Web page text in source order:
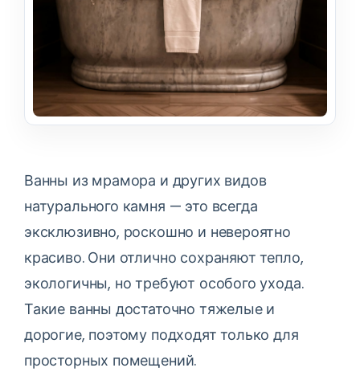
Ванны из мрамора и других видов
натурального камня — это всегда
эксклюзивно, роскошно и невероятно
красиво. Они отлично сохраняют тепло,
экологичны, но требуют особого ухода.
Такие ванны достаточно тяжелые и
дорогие, поэтому подходят только для
просторных помещений.